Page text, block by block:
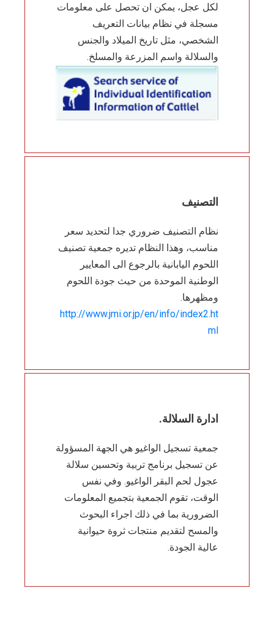
لكل عجل، يمكن ان تحصل على معلومات
مسجلة في نظام بيانات التعريف
الشخصي، مثل تاريخ الميلاد والجنس
والسلالة واسم المزرعة والمسلخ.
التصنيف
نظام التصنيف ضروري جدا لتحديد سعر
مناسب، وهذا النظام تديره جمعية تصنيف
اللحوم اليابانية بالرجوع الى المعايير
الوطنية الموحدة من حيث جودة اللحوم
ومظهرها.
http://www.jmi.or.jp/en/info/index2.ht
ml
ادارة السلالة.
جمعية تسجيل الواغيو هي الجهة المسؤولة
عن تسجيل برنامج تربية وتحسين سلالة
عجول لحم البقر الواغيو. وفي نفس
الوقت، تقوم الجمعية بتجميع المعلومات
الضرورية بما في ذلك اجراء البحوث
والمسح لتقديم منتجات ثروة حيوانية
عالية الجودة.